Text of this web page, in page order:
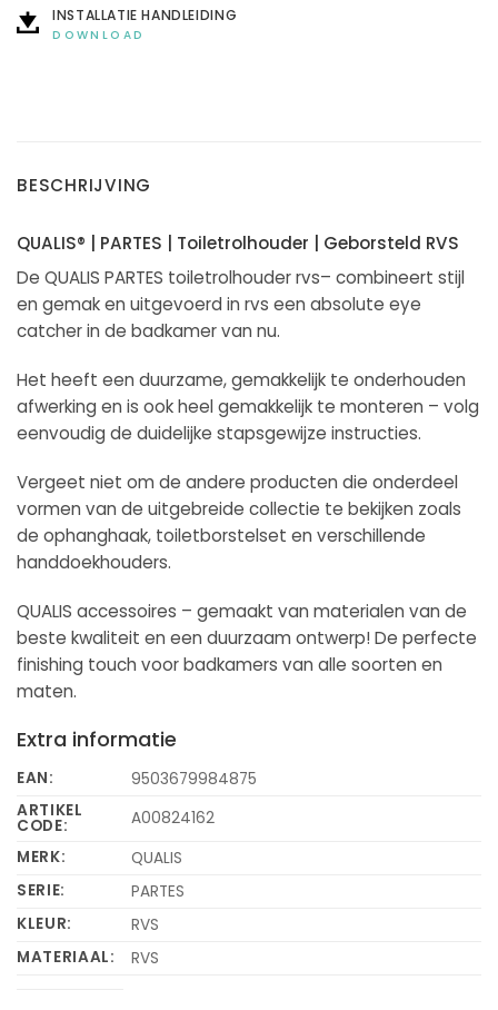
INSTALLATIE HANDLEIDING
DOWNLOAD
BESCHRIJVING
QUALIS® | PARTES | Toiletrolhouder | Geborsteld RVS
De QUALIS PARTES toiletrolhouder rvs– combineert stijl
en gemak en uitgevoerd in rvs een absolute eye
catcher in de badkamer van nu.
Het heeft een duurzame, gemakkelijk te onderhouden
afwerking en is ook heel gemakkelijk te monteren – volg
eenvoudig de duidelijke stapsgewijze instructies.
Vergeet niet om de andere producten die onderdeel
vormen van de uitgebreide collectie te bekijken zoals
de ophanghaak, toiletborstelset en verschillende
handdoekhouders.
QUALIS accessoires – gemaakt van materialen van de
beste kwaliteit en een duurzaam ontwerp! De perfecte
finishing touch voor badkamers van alle soorten en
maten.
Extra informatie
EAN:
9503679984875
ARTIKEL
CODE:
A00824162
MERK:
QUALIS
SERIE:
PARTES
KLEUR:
RVS
MATERIAAL:
RVS